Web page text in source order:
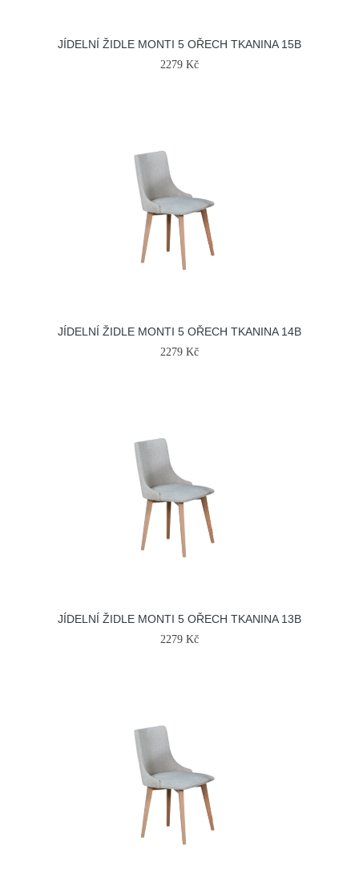
JÍDELNÍ ŽIDLE MONTI 5 OŘECH TKANINA 15B
2279 Kč
JÍDELNÍ ŽIDLE MONTI 5 OŘECH TKANINA 14B
2279 Kč
JÍDELNÍ ŽIDLE MONTI 5 OŘECH TKANINA 13B
2279 Kč